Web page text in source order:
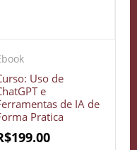
Uso de
e
de IA de
Pratica
199.00